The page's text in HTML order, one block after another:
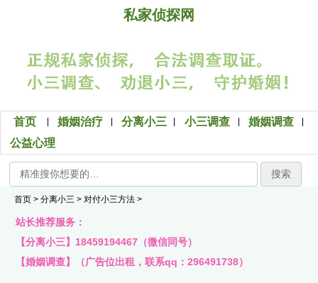
私家侦探网
首页 婚姻治疗 分离小三 小三调查
婚姻调查
公益心理
搜索
首页 > 分离小三 > 对付小三方法 >
站长推荐服务：
【分离小三】18459194467（微信同号）
【婚姻调查】（广告位出租，联系qq：296491738）